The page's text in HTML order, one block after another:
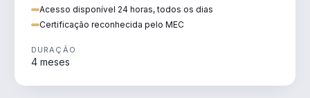
Acesso disponível 24 horas, todos os dias
Certificação reconhecida pelo MEC
DURAÇÃO
4 meses